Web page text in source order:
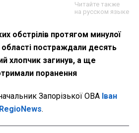
Читайте также
на русском языке
обстрілів протягом минулої
області постраждали десять
хлопчик загинув, а ще
поранення
Запорізької ОВА Іван
RegioNews.